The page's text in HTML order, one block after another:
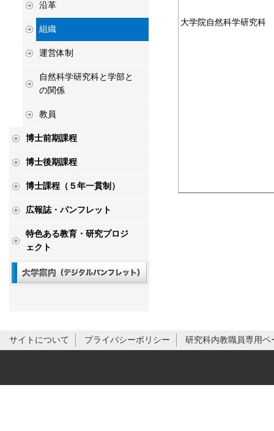
沿革
組織
運営体制
自然科学研究科と学部と
の関係
教員
博士前期課程
博士後期課程
博士課程（５年一貫制）
広報誌・パンフレット
特色ある教育・研究プロジ
ェクト
大学院自然科学研究科
サイトについて プライバシーポリシー 研究科内教職員専用ペ